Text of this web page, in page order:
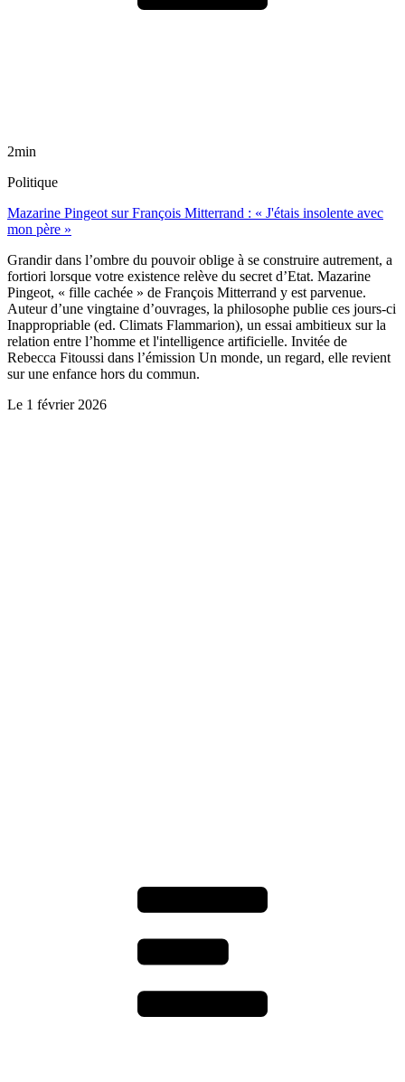
2min
Politique
Mazarine Pingeot sur François Mitterrand : « J'étais insolente avec
mon père »
Grandir dans l’ombre du pouvoir oblige à se construire autrement, a
fortiori lorsque votre existence relève du secret d’Etat. Mazarine
Pingeot, « fille cachée » de François Mitterrand y est parvenue.
Auteur d’une vingtaine d’ouvrages, la philosophe publie ces jours-ci
Inappropriable (ed. Climats Flammarion), un essai ambitieux sur la
relation entre l’homme et l'intelligence artificielle. Invitée de
Rebecca Fitoussi dans l’émission Un monde, un regard, elle revient
sur une enfance hors du commun.
Le 1 février 2026